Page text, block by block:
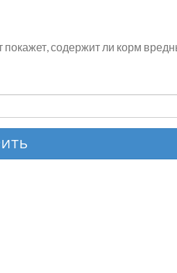
содержит ли корм